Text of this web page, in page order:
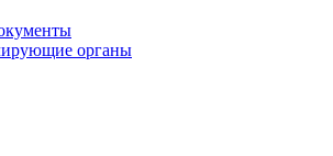
органы